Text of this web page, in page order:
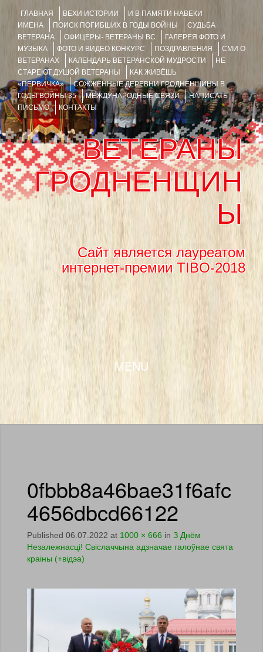
ГЛАВНАЯ ВЕХИ ИСТОРИИ
И В ПАМЯТИ НАВЕКИ
ИМЕНА
ПОИСК ПОГИБШИХ В ГОДЫ ВОЙНЫ
СУДЬБА
ВЕТЕРАНА
ОФИЦЕРЫ- ВЕТЕРАНЫ ВС
ГАЛЕРЕЯ ФОТО И
МУЗЫКА
ФОТО И ВИДЕО КОНКУРС ПОЗДРАВЛЕНИЯ
СМИ О
ВЕТЕРАНАХ
КАЛЕНДАРЬ ВЕТЕРАНСКОЙ МУДРОСТИ
НЕ
СТАРЕЮТ ДУШОЙ ВЕТЕРАНЫ
КАК ЖИВЁШЬ
«ПЕРВИЧКА»
СОЖЖЁННЫЕ ДЕРЕВНИ ГРОДНЕНЩИНЫ В
ГОДЫ ВОЙНЫ 35
МЕЖДУНАРОДНЫЕ СВЯЗИ
НАПИСАТЬ
ПИСЬМО
КОНТАКТЫ
ВЕТЕРАНЫ
ГРОДНЕНЩИН
Ы
Сайт является лауреатом
интернет-премии TIBO-2018
MENU
0fbbb8a46bae31f6afc
4656dbcd66122
Published 06.07.2022 at 1000 × 666 in З Днём
Незалежнасці! Свіслаччына адзначае галоўнае свята
краіны (+відэа)